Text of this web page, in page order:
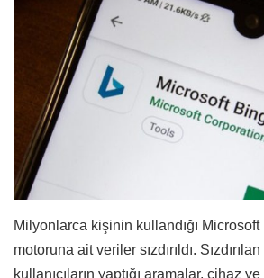
Milyonlarca kişinin kullandığı
motoruna ait veriler sızdırıldı.
kullanıcıların yaptığı aramalar, cihaz